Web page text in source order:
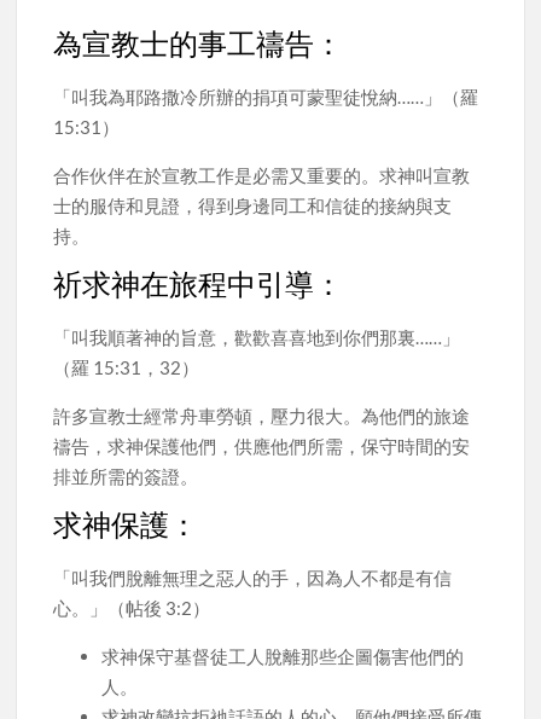
為宣教士的事工禱告：
「叫我為耶路撒冷所辦的捐項可蒙聖徒悅納……」（羅
15:31）
合作伙伴在於宣教工作是必需又重要的。求神叫宣教
士的服侍和見證，得到身邊同工和信徒的接納與支
持。
祈求神在旅程中引導：
「叫我順著神的旨意，歡歡喜喜地到你們那裏……」
（羅 15:31，32）
許多宣教士經常舟車勞頓，壓力很大。為他們的旅途
禱告，求神保護他們，供應他們所需，保守時間的安
排並所需的簽證。
求神保護：
「叫我們脫離無理之惡人的手，因為人不都是有信
心。」（帖後 3:2）
求神保守基督徒工人脫離那些企圖傷害他們的
人。